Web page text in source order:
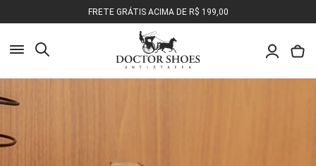
FRETE GRÁTIS ACIMA DE R$ 199,00